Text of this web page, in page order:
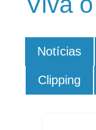
Notícias
Clipping